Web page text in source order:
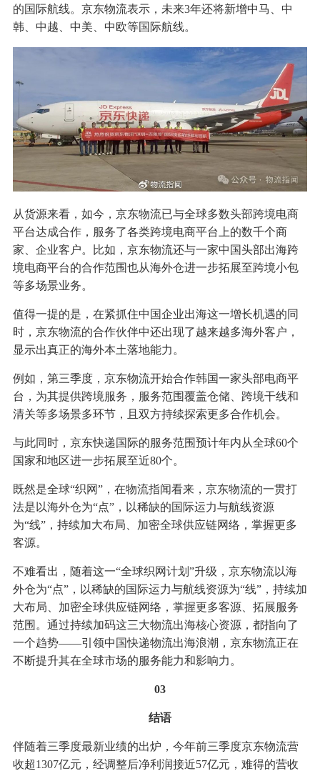
的国际航线。京东物流表示，未来3年还将新增中马、中
韩、中越、中美、中欧等国际航线。
从货源来看，如今，京东物流已与全球多数头部跨境电商
平台达成合作，服务了各类跨境电商平台上的数千个商
家、企业客户。比如，京东物流还与一家中国头部出海跨
境电商平台的合作范围也从海外仓进一步拓展至跨境小包
等多场景业务。
值得一提的是，在紧抓住中国企业出海这一增长机遇的同
时，京东物流的合作伙伴中还出现了越来越多海外客户，
显示出真正的海外本土落地能力。
例如，第三季度，京东物流开始合作韩国一家头部电商平
台，为其提供跨境服务，服务范围覆盖仓储、跨境干线和
清关等多场景多环节，且双方持续探索更多合作机会。
与此同时，京东快递国际的服务范围预计年内从全球60个
国家和地区进一步拓展至近80个。
既然是全球“织网”，在物流指闻看来，京东物流的一贯打
法是以海外仓为“点”，以稀缺的国际运力与航线资源
为“线”，持续加大布局、加密全球供应链网络，掌握更多
客源。
不难看出，随着这一“全球织网计划”升级，京东物流以海
外仓为“点”，以稀缺的国际运力与航线资源为“线”，持续加
大布局、加密全球供应链网络，掌握更多客源、拓展服务
范围。通过持续加码这三大物流出海核心资源，都指向了
一个趋势——引领中国快递物流出海浪潮，京东物流正在
不断提升其在全球市场的服务能力和影响力。
03
结语
伴随着三季度最新业绩的出炉，今年前三季度京东物流营
收超1307亿元，经调整后净利润接近57亿元，难得的营收